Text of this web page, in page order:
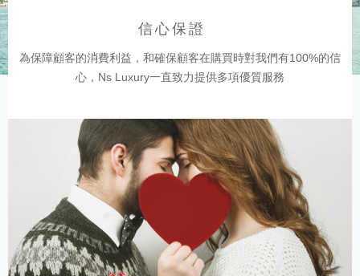
信心保證
為保障顧客的消費利益，和確保顧客在購買時對我們有100%的信
心，Ns Luxury一直致力提供多項優質服務